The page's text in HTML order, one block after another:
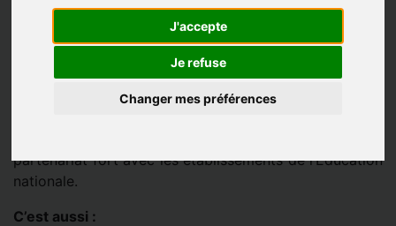
J'accepte
Je refuse
Changer mes préférences
Aubusson – Auzances - Bourganeuf – Boussac – La
Crocq – Faux La Montagne – Felletin.
partenariat fort avec les établissements de l’Éducation
nationale.
C’est aussi :